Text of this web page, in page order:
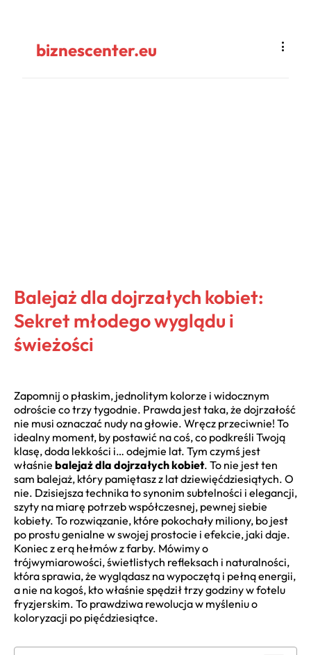
biznescenter.eu
Balejaż dla dojrzałych kobiet:
Sekret młodego wyglądu i
świeżości
Zapomnij o płaskim, jednolitym kolorze i widocznym
odroście co trzy tygodnie. Prawda jest taka, że dojrzałość
nie musi oznaczać nudy na głowie. Wręcz przeciwnie! To
idealny moment, by postawić na coś, co podkreśli Twoją
klasę, doda lekkości i… odejmie lat. Tym czymś jest
właśnie balejaż dla dojrzałych kobiet. To nie jest ten
sam balejaż, który pamiętasz z lat dziewięćdziesiątych. O
nie. Dzisiejsza technika to synonim subtelności i elegancji,
szyty na miarę potrzeb współczesnej, pewnej siebie
kobiety. To rozwiązanie, które pokochały miliony, bo jest
po prostu genialne w swojej prostocie i efekcie, jaki daje.
Koniec z erą hełmów z farby. Mówimy o
trójwymiarowości, świetlistych refleksach i naturalności,
która sprawia, że wyglądasz na wypoczętą i pełną energii,
a nie na kogoś, kto właśnie spędził trzy godziny w fotelu
fryzjerskim. To prawdziwa rewolucja w myśleniu o
koloryzacji po pięćdziesiątce.